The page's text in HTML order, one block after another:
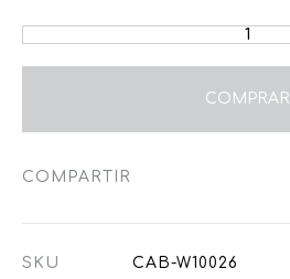
COMPRAR
COMPARTIR
SKU
CAB-W10026